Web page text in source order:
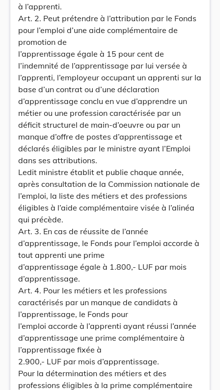
à l’apprenti.
Art. 2. Peut prétendre à l’attribution par le Fonds
pour l’emploi d’une aide complémentaire de
promotion de
l’apprentissage égale à 15 pour cent de
l’indemnité de l’apprentissage par lui versée à
l’apprenti, l’employeur occupant un apprenti sur la
base d’un contrat ou d’une déclaration
d’apprentissage conclu en vue d’apprendre un
métier ou une profession caractérisée par un
déficit structurel de main-d’oeuvre ou par un
manque d’offre de postes d’apprentissage et
déclarés éligibles par le ministre ayant l’Emploi
dans ses attributions.
Ledit ministre établit et publie chaque année,
après consultation de la Commission nationale de
l’emploi, la liste des métiers et des professions
éligibles à l’aide complémentaire visée à l’alinéa
qui précède.
Art. 3. En cas de réussite de l’année
d’apprentissage, le Fonds pour l’emploi accorde à
tout apprenti une prime
d’apprentissage égale à 1.800,- LUF par mois
d’apprentissage.
Art. 4. Pour les métiers et les professions
caractérisés par un manque de candidats à
l’apprentissage, le Fonds pour
l’emploi accorde à l’apprenti ayant réussi l’année
d’apprentissage une prime complémentaire à
l’apprentissage fixée à
2.900,- LUF par mois d’apprentissage.
Pour la détermination des métiers et des
professions éligibles à la prime complémentaire